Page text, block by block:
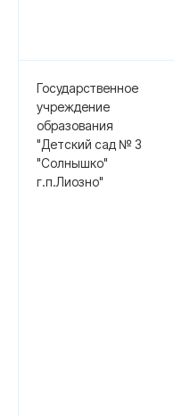
Государственное
учреждение
образования
"Детский сад № 3
"Солнышко"
г.п.Лиозно"